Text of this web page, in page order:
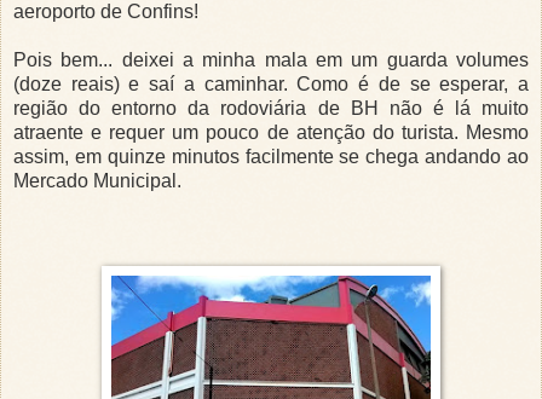
aeroporto de Confins!
Pois bem... deixei a minha mala em um guarda volumes
(doze reais) e saí a caminhar. Como é de se esperar, a
região do entorno da rodoviária de BH não é lá muito
atraente e requer um pouco de atenção do turista. Mesmo
assim, em quinze minutos facilmente se chega andando ao
Mercado Municipal.